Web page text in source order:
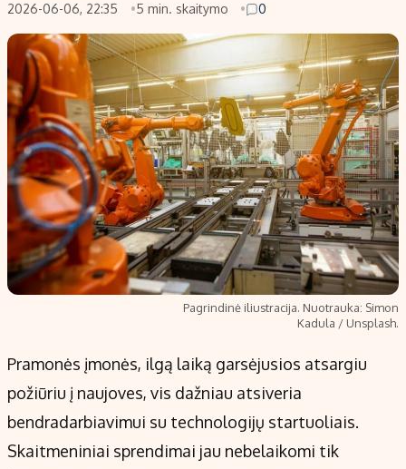
2026-06-06, 22:35
5 min. skaitymo 0
Pagrindinė iliustracija. Nuotrauka: Simon
Kadula / Unsplash.
Pramonės įmonės, ilgą laiką garsėjusios atsargiu
požiūriu į naujoves, vis dažniau atsiveria
bendradarbiavimui su technologijų startuoliais.
Skaitmeniniai sprendimai jau nebelaikomi tik